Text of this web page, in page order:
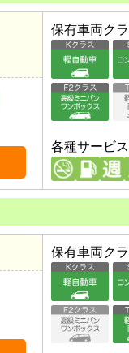
保有車両ク
各種サービス
保有車両ク